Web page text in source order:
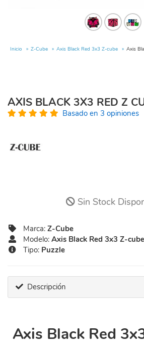
Inicio Z-Cube Axis Black Red 3x3 Z-cube Axis
AXIS BLACK 3X3 RED Z
Basado en 3 opiniones
Sin Stock
Marca: Z-Cube
Modelo: Axis Black Red 3x3 Z-cube
Tipo: Puzzle
Descripción
Axis Black Red